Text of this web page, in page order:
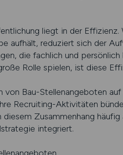
liegt in der
aufhält, reduziert sich der
die fachlich und
Rolle spielen, ist diese
von Bau-Stellenangeboten
Recruiting-Aktivitäten
diesem Zusammenhang
integriert.